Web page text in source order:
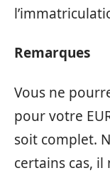
Remarques
Vous ne
pour votre
soit complet.
certains cas, il